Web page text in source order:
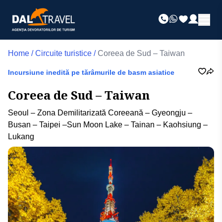
Home / Circuite turistice / Coreea de Sud – Taiwan
Incursiune inedită pe tărâmurile de basm asiatice
Coreea de Sud – Taiwan
Seoul – Zona Demilitarizată Coreeană – Gyeongju –
Busan – Taipei –Sun Moon Lake – Tainan – Kaohsiung –
Lukang